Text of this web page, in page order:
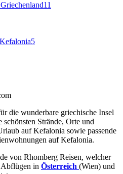
11
5
die wunderbare griechische Insel
Strände, Orte und
auf Kefalonia sowie passende
auf Kefalonia.
von Rhomberg Reisen, welcher
in Österreich (Wien) und